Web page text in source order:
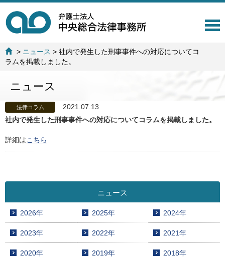
T
> ニュース >社内で発生した刑事事件への対応についてコ
ラムを掲載しました。
ニュース
法律コラム
2021.07.13
社内で発生した刑事事件への対応についてコラムを掲載しました。
詳細はこちら
ニュース
2026年 2025年 2024年
2023年 2022年 2021年
2020年 2019年 2018年